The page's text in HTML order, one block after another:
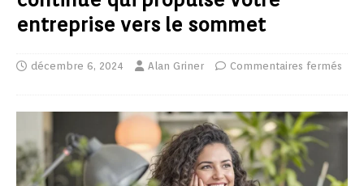
entreprise vers le sommet
décembre 6, 2024 Alan Griner Commentaires fermés